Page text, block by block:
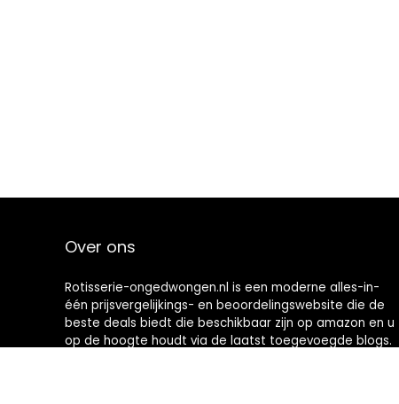
Over ons
Rotisserie-ongedwongen.nl is een moderne alles-in-
één prijsvergelijkings- en beoordelingswebsite die de
beste deals biedt die beschikbaar zijn op amazon en u
op de hoogte houdt via de laatst toegevoegde blogs.